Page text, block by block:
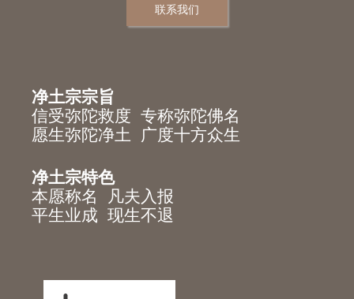
联系我们
净土宗宗旨
信受弥陀救度 专称弥陀佛名
愿生弥陀净土 广度十方众生
净土宗特色
本愿称名 凡夫入报
平生业成 现生不退